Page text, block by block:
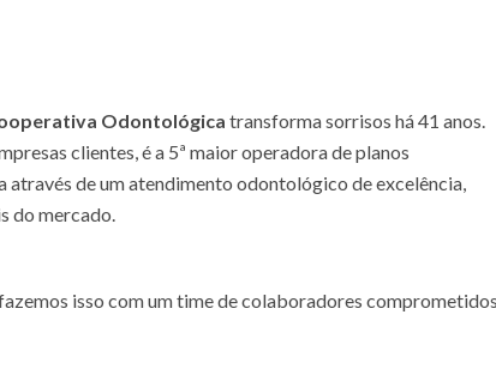
Odontológica transforma sorrisos há 41 anos.
clientes, é a 5ª maior operadora de planos
de um atendimento odontológico de excelência,
do mercado.
isso com um time de colaboradores